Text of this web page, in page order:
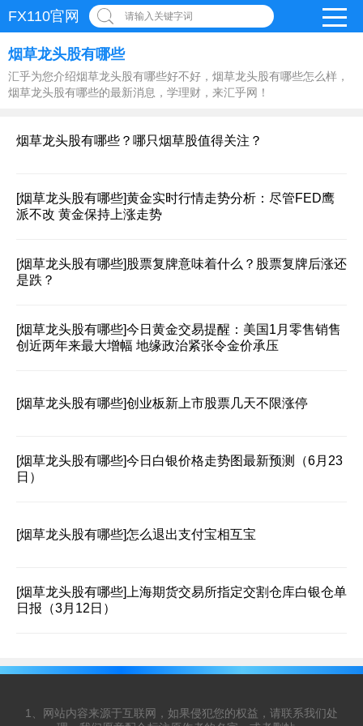
FX110官网 请输入关键字词
烟草龙头股有哪些
汇乎为您介绍烟草龙头股有哪些好不好，烟草龙头股有哪些怎么样，
烟草龙头股有哪些的最新消息，学理财，来汇乎网！
烟草龙头股有哪些？哪只烟草股值得关注？
[烟草龙头股有哪些]黄金实时行情走势分析：尽管FED鹰
派不改 黄金保持上涨走势
[烟草龙头股有哪些] 股票复牌意味着什么？股票复牌后涨还
是跌？
[烟草龙头股有哪些]今日黄金交易提醒：美国1月零售销售
创近两年来最大增幅 地缘政治紧张令金价承压
[烟草龙头股有哪些]创业板新上市股票几天不限涨停
[烟草龙头股有哪些]今日白银价格走势图最新预测（6月23
日）
[烟草龙头股有哪些]怎么退出支付宝相互宝
[烟草龙头股有哪些] 上海期货交易所指定交割仓库白银仓单
日报（3月12日）
1、网站内容来源于互联网，如果侵犯您的权益，请联系我们处